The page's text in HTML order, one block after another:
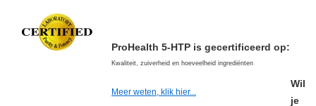
ProHealth 5-HTP is gecertificeerd op:
Kwaliteit, zuiverheid en hoeveelheid ingrediënten
Meer weten, klik hier...
Wil
je